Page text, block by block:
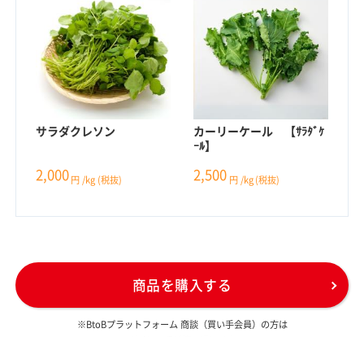
サラダクレソン
2,000 円 /kg (税抜)
カーリーケール 【ｻﾗﾀﾞｹ
ｰﾙ】
2,500 円 /kg (税抜)
商品を購入する
※BtoBプラットフォーム 商談（買い手会員）の方は